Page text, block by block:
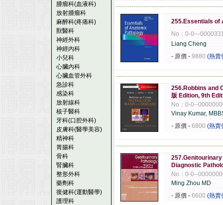
腫瘤科(血液科)
放射腫瘤科
麻醉科(疼痛科)
獸醫科
神經外科
神經內科
小兒科
心臟內科
心臟血管外科
急診科
感染科
放射線科
核子醫科
牙科(口腔外科)
皮膚科(醫學美容)
精神科
胃腸科
骨科
腎臟科
整形外科
藥劑科
復健科(運動醫學)
護理科
255.Essentials of
No：0-0---
Liang Cheng
- 原價 - 9880 (熱賣
256.Robbins and
版 Edition, 9th
No：0-0--
Vinay Kumar,
- 原價 - 6800 (熱賣
Diagnostic
No：0-0--
Ming Zhou MD
- 原價 - 6600 (熱賣